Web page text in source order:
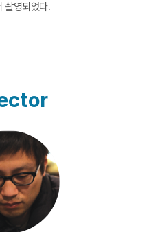
촬영되었다.